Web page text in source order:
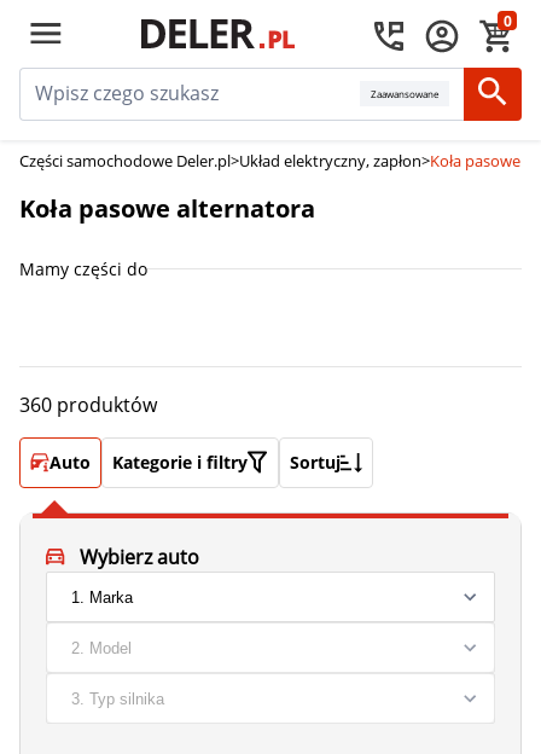
0
Zaawansowane
Części samochodowe Deler.pl>Układ elektryczny, zapłon>Koła pasowe
Koła pasowe alternatora
Mamy części do
360 produktów
Auto Kategorie i filtry Sortuj
Wybierz auto